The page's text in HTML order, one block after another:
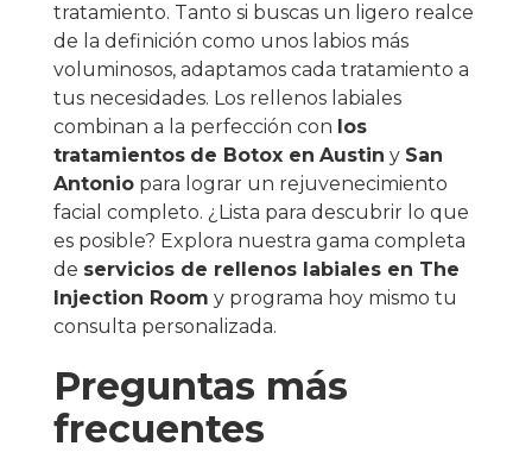
tratamiento. Tanto si buscas un ligero realce
de la definición como unos labios más
voluminosos, adaptamos cada tratamiento a
tus necesidades. Los rellenos labiales
combinan a la perfección con los
tratamientos de Botox en Austin y San
Antonio para lograr un rejuvenecimiento
facial completo. ¿Lista para descubrir lo que
es posible? Explora nuestra gama completa
de servicios de rellenos labiales en The
Injection Room y programa hoy mismo tu
consulta personalizada.
Preguntas más
frecuentes